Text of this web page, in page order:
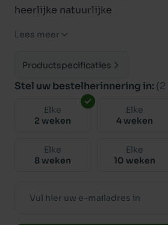
heerlijke natuurlijke
gelijk is aan de menselijke
extracten. Uw hond zal aan u
ultieme smaakbeleving is.
### VERS BEREIDE EEND &
bron van ijzer en vitamine B,
Lees meer
Productspecificaties
Stel uw bestelherinnering in:
Elke
2 weken
Elke
4 weken
Elke
8 weken
Elke
10 weken